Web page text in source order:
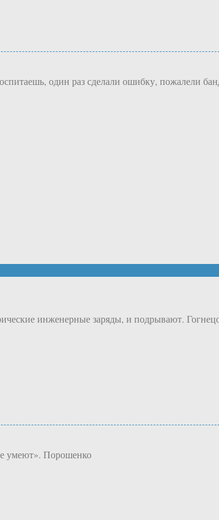
один раз сделали ошибку, пожалели
инженерные заряды, и подрывают.
умеют». Порошенко